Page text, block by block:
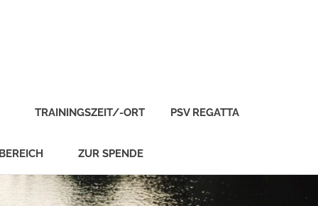
TRAININGSZEIT/-ORT PSV REGATTA
ZUR SPENDE